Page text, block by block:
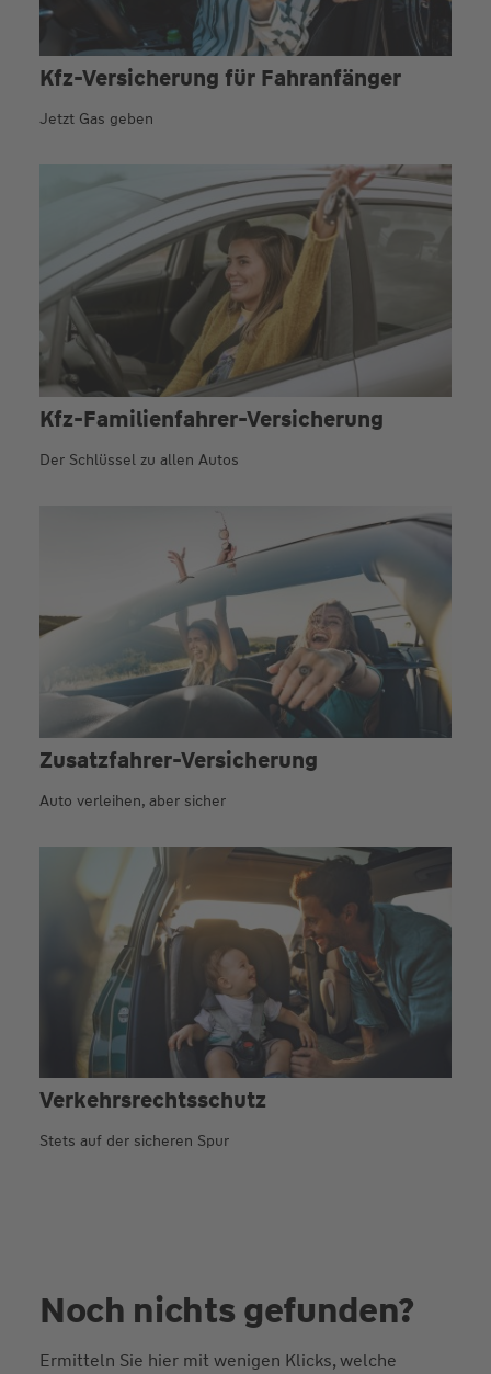
Kfz-Versicherung für Fahr­anfänger
Jetzt Gas geben
Kfz-Familienfahrer-Versicherung
Der Schlüssel zu allen Autos
Zusatzfahrer-Versicherung
Auto verleihen, aber sicher
Verkehrs­rechtsschutz
Stets auf der sicheren Spur
Noch nichts gefunden?
Ermitteln Sie hier mit wenigen Klicks, welche